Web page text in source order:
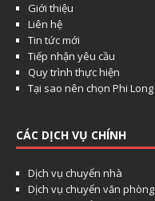
Giới thiệu
Liên hệ
Tin tức mới
Tiếp nhận yêu cầu
Quy trình thực hiện
Tại sao nên chọn Phi Long
CÁC DỊCH VỤ CHÍNH
Dịch vụ chuyển nhà
Dịch vụ chuyển văn phòng